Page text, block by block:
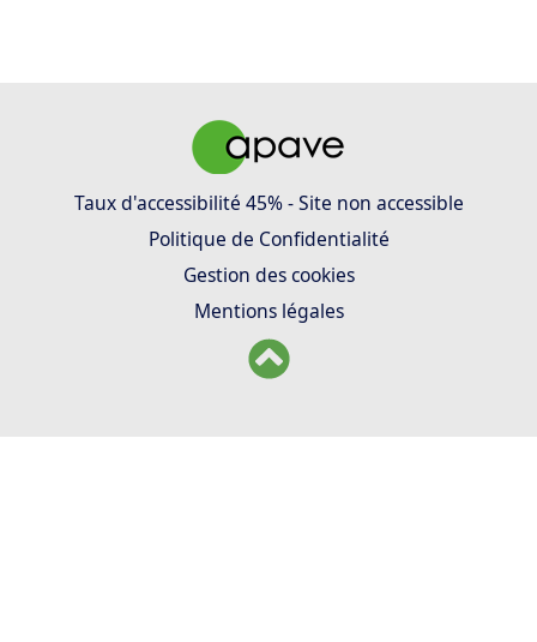
Taux d'accessibilité 45% - Site non accessible
Politique de Confidentialité
Gestion des cookies
Mentions légales